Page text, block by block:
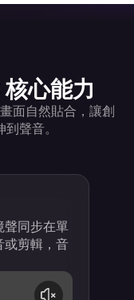
心能力
面自然貼合，讓創
聲音。
聲同步在單
或剪輯，音